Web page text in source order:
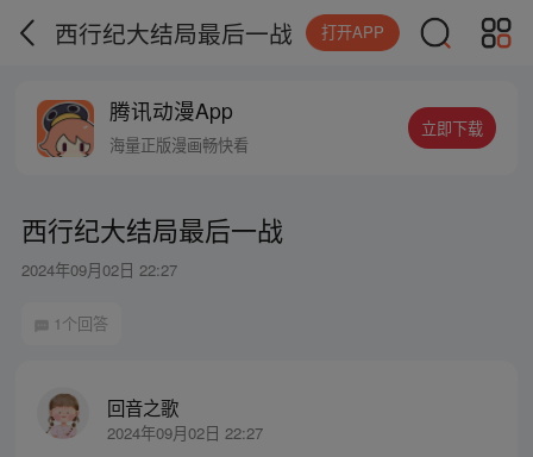
西行纪大结局最后一战 打开APP
腾讯动漫App
海量正版漫画畅快看
立即下载
西行纪大结局最后一战
2024年09月02日 22:27
1个回答
回音之歌
2024年09月02日 22:27